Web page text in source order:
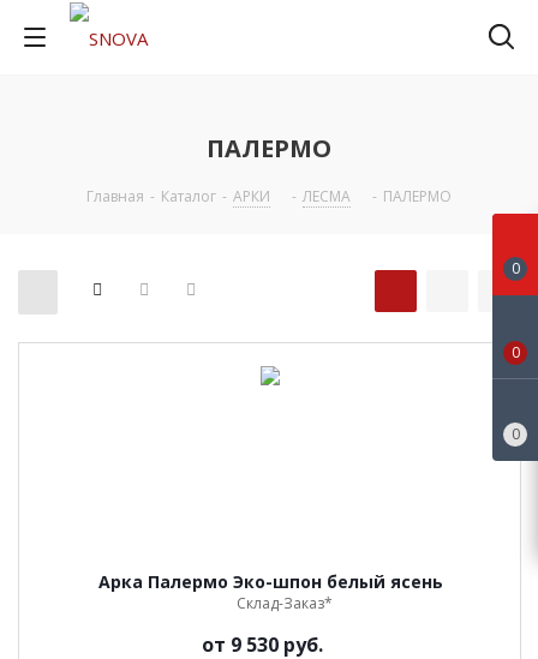
ПАЛЕРМО
Главная - Каталог - АРКИ - ЛЕСМА - ПАЛЕРМО
Арка Палермо Эко-шпон белый ясень
Склад-Заказ*
от 9 530 руб.
0
0
0